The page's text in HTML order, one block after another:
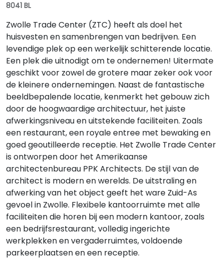
8041 BL
Zwolle Trade Center (ZTC) heeft als doel het
huisvesten en samenbrengen van bedrijven. Een
levendige plek op een werkelijk schitterende locatie.
Een plek die uitnodigt om te ondernemen! Uitermate
geschikt voor zowel de grotere maar zeker ook voor
de kleinere ondernemingen. Naast de fantastische
beeldbepalende locatie, kenmerkt het gebouw zich
door de hoogwaardige architectuur, het juiste
afwerkingsniveau en uitstekende faciliteiten. Zoals
een restaurant, een royale entree met bewaking en
goed geoutilleerde receptie. Het Zwolle Trade Center
is ontworpen door het Amerikaanse
architectenbureau PPK Architects. De stijl van de
architect is modern en werelds. De uitstraling en
afwerking van het object geeft het ware Zuid-As
gevoel in Zwolle. Flexibele kantoorruimte met alle
faciliteiten die horen bij een modern kantoor, zoals
een bedrijfsrestaurant, volledig ingerichte
werkplekken en vergaderruimtes, voldoende
parkeerplaatsen en een receptie.